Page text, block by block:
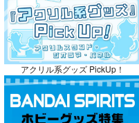
カート
No.10
嫁候補、うちに住むらしい。 #古民
家・美少女3人・耳付き幼馴染
アクリル系グッズ PickUp！